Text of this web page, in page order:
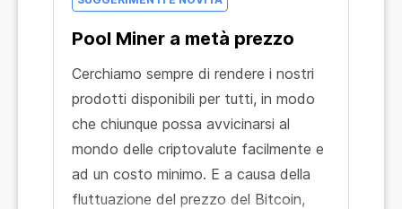
Pool Miner a metà prezzo
Cerchiamo sempre di rendere i nostri
prodotti disponibili per tutti, in modo
che chiunque possa avvicinarsi al
mondo delle criptovalute facilmente e
ad un costo minimo. E a causa della
fluttuazione del prezzo del Bitcoin,